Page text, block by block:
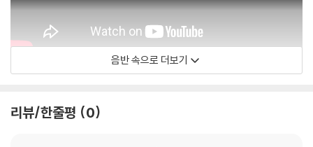
음반 속으로 더보기
리뷰/한줄평 0